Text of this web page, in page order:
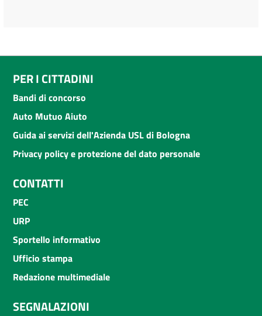
PER I CITTADINI
Bandi di concorso
Auto Mutuo Aiuto
Guida ai servizi dell'Azienda USL di Bologna
Privacy policy e protezione del dato personale
CONTATTI
PEC
URP
Sportello informativo
Ufficio stampa
Redazione multimediale
SEGNALAZIONI